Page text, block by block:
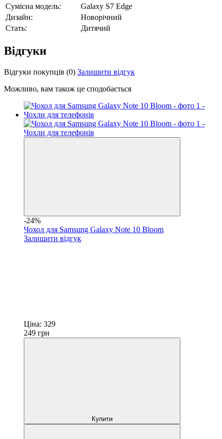
Сумісна модель:
Galaxy S7 Edge
Дизайн:
Новорічний
Стать:
Дитячий
Відгуки
Відгуки покупців (0) Залишити відгук
Можливо, вам також це сподобається
-24%
Чохол для Samsung Galaxy Note 10 Bloom
Залишити відгук
Ціна: 329
249 грн
Купити